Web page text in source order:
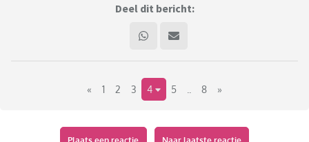
gediscrimineerd worden en het een stuk moeilijker hebben in
een feit dat er mensen in deze maatschappij wonen die, al
dan niet vanuit een godsdienstige overtuiging, afwijzend
staan tegenover homosexualiteit. Het is helaas ook zonder
meer een feit dat er soms sprake is van geweld tegen
Deel dit bericht:
« 1 2 3 4 5 8 »